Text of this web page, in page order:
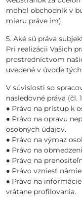
mohol obchodník v
mieru práve im).
5. Aké sú práva
Pri realizácii Vašich
prostredníctvom
uvedené v úvode
V súvislosti so
nasledovné práva (čl.
● Právo na prístup k
● Právo na opravu
osobných údajov.
● Právo na výmaz
● Právo na
● Právo na
● Právo vzniesť
● Právo na
vrátane profilovania.